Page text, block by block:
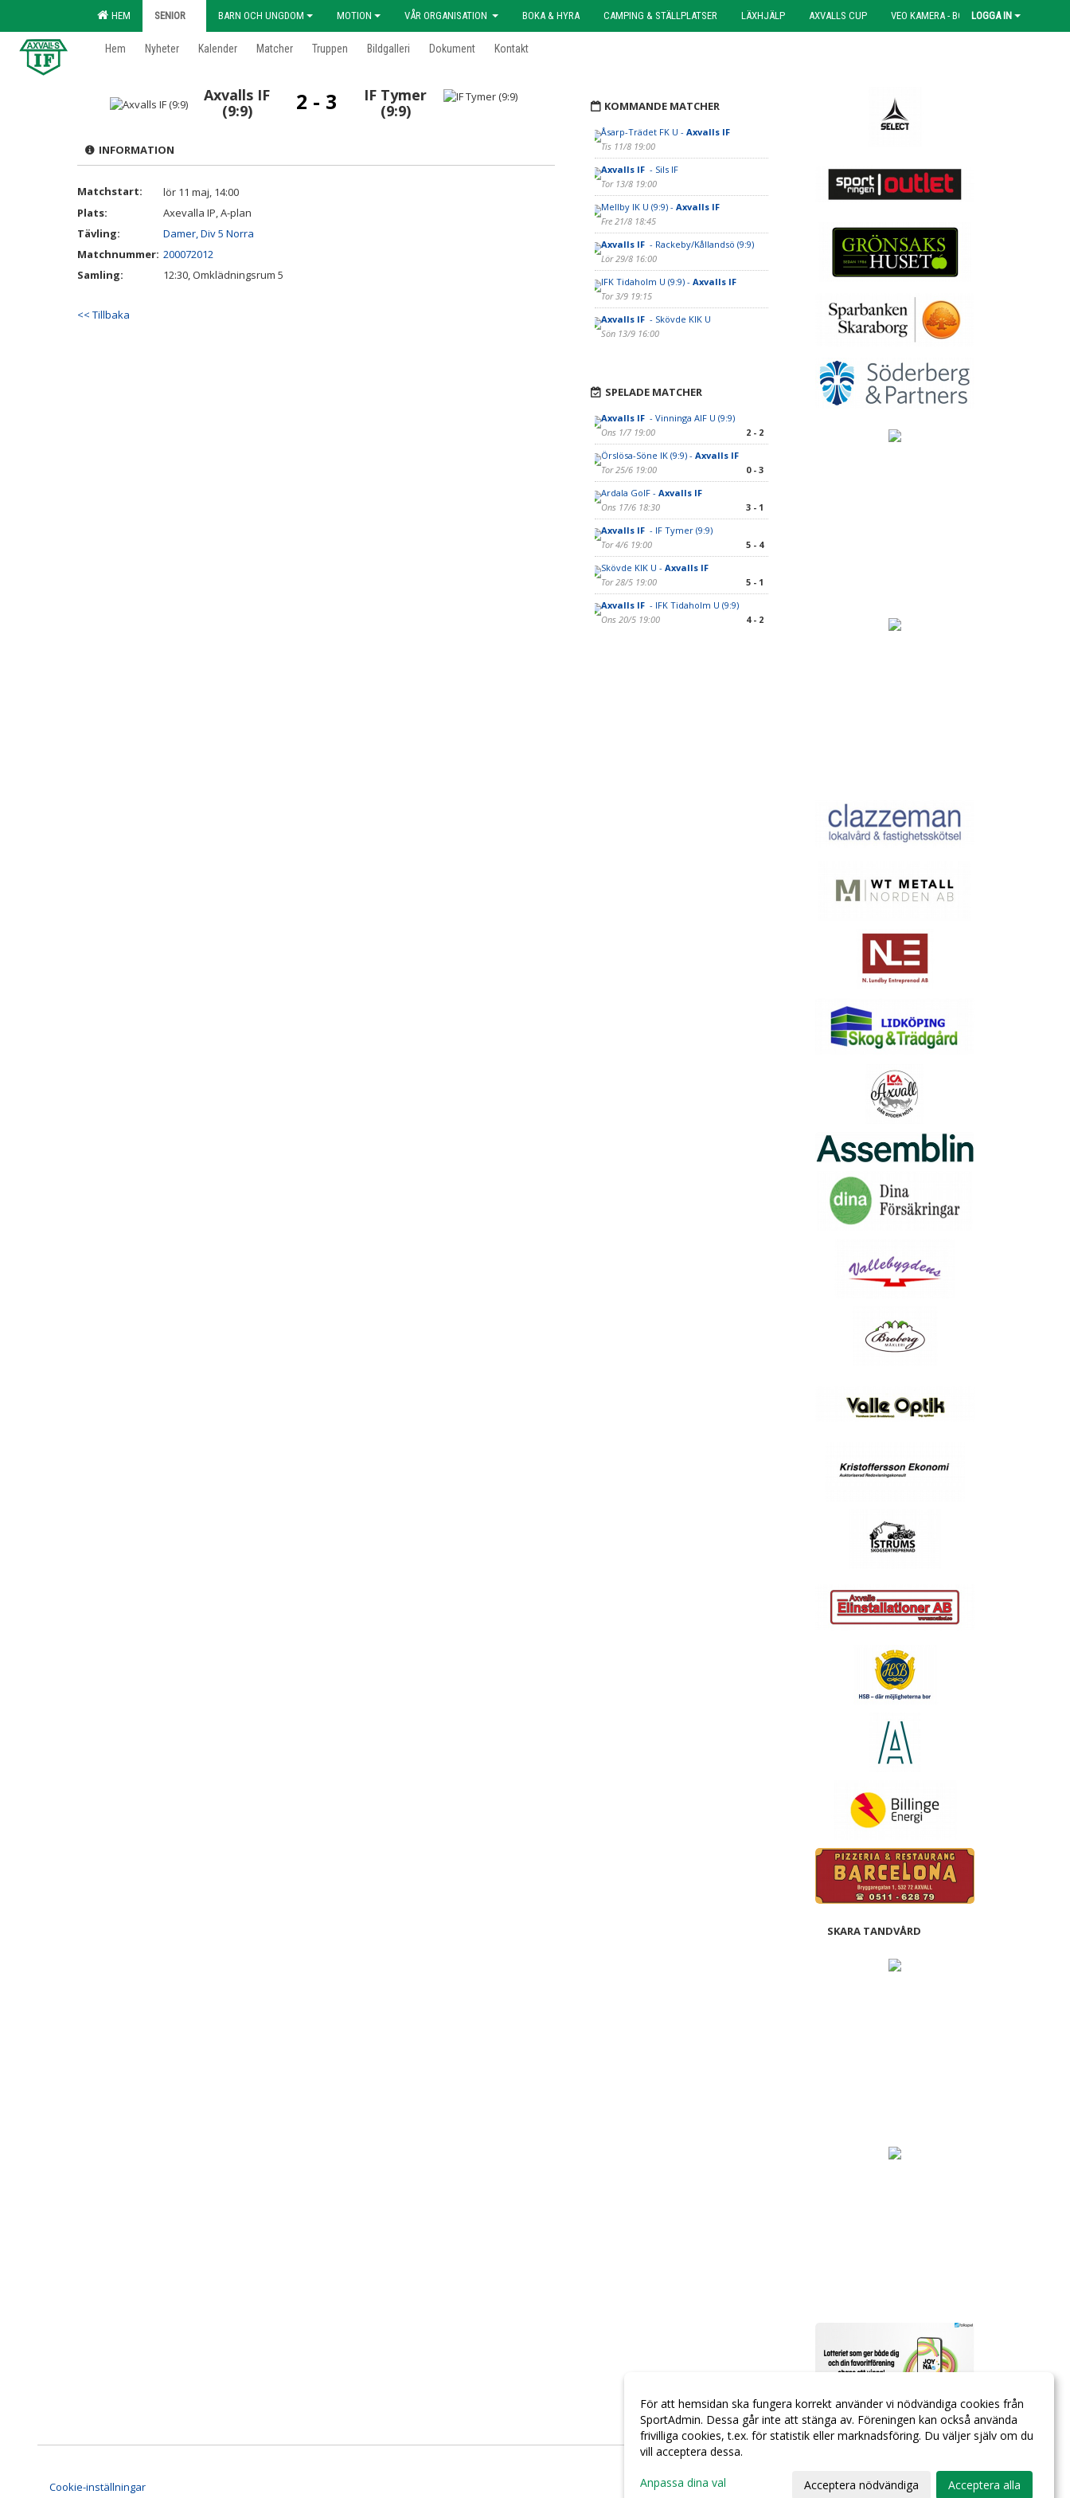
HEM SENIOR BARN OCH UNGDOM MOTION VÅR ORGANISATION BOKA & HYRA CAMPING & STÄLLPLATSER LÄXHJÄLP AXVALLS CUP VEO KAMERA - BOKNINGLOGGA IN
Hem Nyheter Kalender Matcher Truppen Bildgalleri Dokument Kontakt
Axvalls IF
(9:9)
2 - 3
IF Tymer
(9:9)
INFORMATION
Matchstart:
lör 11 maj, 14:00
Plats:
Axevalla IP, A-plan
Tävling:
Damer, Div 5 Norra
Matchnummer: 200072012
Samling:
12:30, Omklädningsrum 5
<< Tillbaka
KOMMANDE MATCHER
Åsarp-Trädet FK U - Axvalls IF
Tis 11/8 19:00
Axvalls IF - Sils IF
Tor 13/8 19:00
Mellby IK U (9:9) - Axvalls IF
Fre 21/8 18:45
Axvalls IF - Rackeby/Kållandsö (9:9)
Lör 29/8 16:00
IFK Tidaholm U (9:9) - Axvalls IF
Tor 3/9 19:15
Axvalls IF - Skövde KIK U
Sön 13/9 16:00
SPELADE MATCHER
Axvalls IF - Vinninga AIF U (9:9)
Ons 1/7 19:00
2 - 2
Örslösa-Söne IK (9:9) - Axvalls IF
Tor 25/6 19:00
0 - 3
Ardala GoIF - Axvalls IF
Ons 17/6 18:30
3 - 1
Axvalls IF - IF Tymer (9:9)
Tor 4/6 19:00
5 - 4
Skövde KIK U - Axvalls IF
Tor 28/5 19:00
5 - 1
Axvalls IF - IFK Tidaholm U (9:9)
Ons 20/5 19:00
4 - 2
SKARA TANDVÅRD
Cookie-inställningar
För att hemsidan ska fungera korrekt använder vi nödvändiga cookies från
SportAdmin. Dessa går inte att stänga av. Föreningen kan också använda
frivilliga cookies, t.ex. för statistik eller marknadsföring. Du väljer själv om du
vill acceptera dessa.
Anpassa dina val Acceptera nödvändiga Acceptera alla